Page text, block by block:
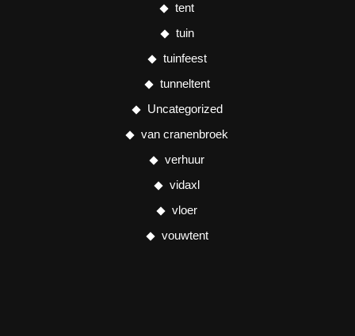
tent
tuin
tuinfeest
tunneltent
Uncategorized
van cranenbroek
verhuur
vidaxl
vloer
vouwtent